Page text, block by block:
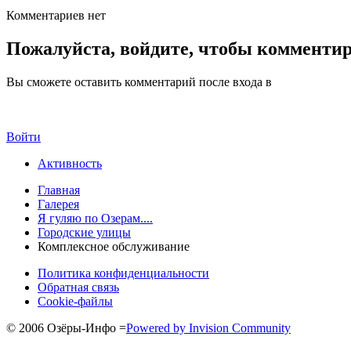
Комментариев нет
Пожалуйста, войдите, чтобы
Вы сможете оставить комментарий после входа в
Войти
Активность
Главная
Галерея
Я гуляю по Озерам....
Городские улицы
Комплексное обслуживание
Политика конфиденциальности
Обратная связь
Cookie-файлы
© 2006 Озёры-Инфо =Powered by Invision Community